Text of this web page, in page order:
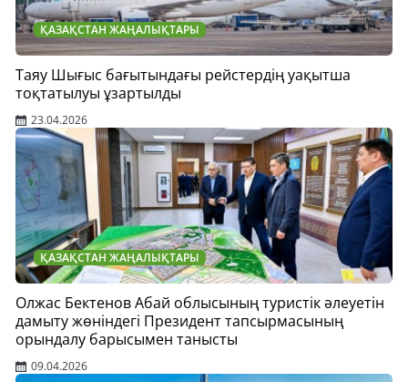
ҚАЗАҚСТАН ЖАҢАЛЫҚТАРЫ
Таяу Шығыс бағытындағы рейстердің уақытша
тоқтатылуы ұзартылды
23.04.2026
ҚАЗАҚСТАН ЖАҢАЛЫҚТАРЫ
Олжас Бектенов Абай облысының туристік әлеуетін
дамыту жөніндегі Президент тапсырмасының
орындалу барысымен танысты
09.04.2026